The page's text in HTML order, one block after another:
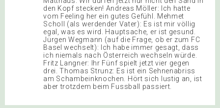
den Kopf stecken! Andreas Möller: Ich hatte
vom Feeling her ein gutes Gefühl. Mehmet
Scholl (als werdender Vater): Es ist mir völlig
egal, was es wird. Hauptsache, er ist gesund.
Jürgen Wegmann (auf die Frage, ob er zum FC
Basel wechselt): Ich habe immer gesagt, dass
ich niemals nach Österreich wechseln würde.
Fritz Langner: Ihr Fünf spielt jetzt vier gegen
drei. Thomas Strunz: Es ist ein Sehnenabriss
am Schambeinknochen. Hört sich lustig an, ist
aber trotzdem beim Fussball passiert.